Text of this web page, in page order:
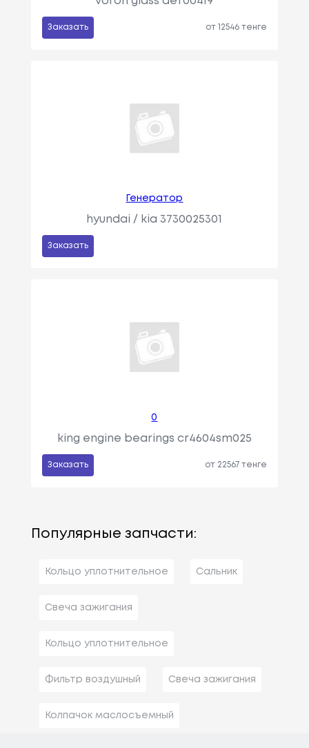
Заказать от 12546 тенге
Генератор
hyundai / kia 3730025301
Заказать
0
king engine bearings cr4604sm025
Заказать от 22567 тенге
Популярные запчасти:
Кольцо уплотнительное Сальник
Свеча зажигания
Кольцо уплотнительное
Фильтр воздушный Свеча зажигания
Колпачок маслосъемный